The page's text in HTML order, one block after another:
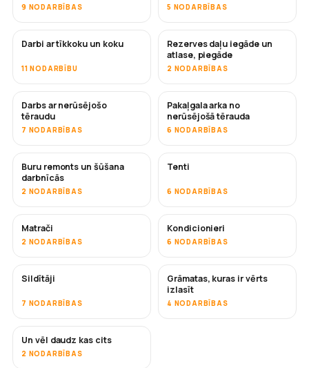
9 NODARBĪBAS 5 NODARBĪBAS
Darbi ar tīkkoku un koku
11 NODARBĪBU
DRĪZUMĀ
Rezerves daļu iegāde un
atlase, piegāde
2 NODARBĪBAS
DRĪZUMĀ
Darbs ar nerūsējošo
tēraudu
7 NODARBĪBAS
Pakaļgala arka no
nerūsējošā tērauda
6 NODARBĪBAS
DRĪZUMĀ
Buru remonts un šūšana
darbnīcās
2 NODARBĪBAS
Tenti
6 NODARBĪBAS
Matrači
2 NODARBĪBAS
DRĪZUMĀ
Kondicionieri
6 NODARBĪBAS
DRĪZUMĀ
Sildītāji
7 NODARBĪBAS
DRĪZUMĀ
Grāmatas, kuras ir vērts
izlasīt
4 NODARBĪBAS
DRĪZUMĀ
Un vēl daudz kas cits
2 NODARBĪBAS